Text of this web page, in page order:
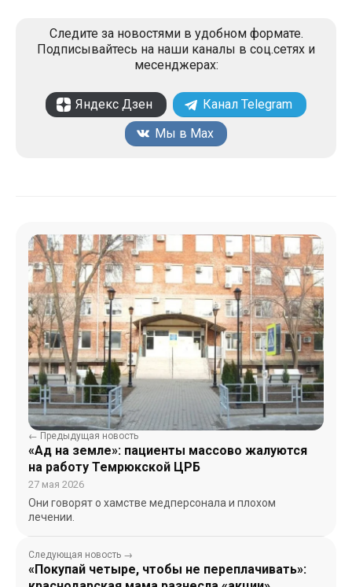
Следите за новостями в удобном формате.
Подписывайтесь на наши каналы в соц.сетях и
месенджерах:
Яндекс Дзен
Канал Telegram
Мы в Max
← Предыдущая новость
«Ад на земле»: пациенты массово жалуются
на работу Темрюкской ЦРБ
27 мая 2026
Они говорят о хамстве медперсонала и плохом
лечении.
Следующая новость →
«Покупай четыре, чтобы не переплачивать»: